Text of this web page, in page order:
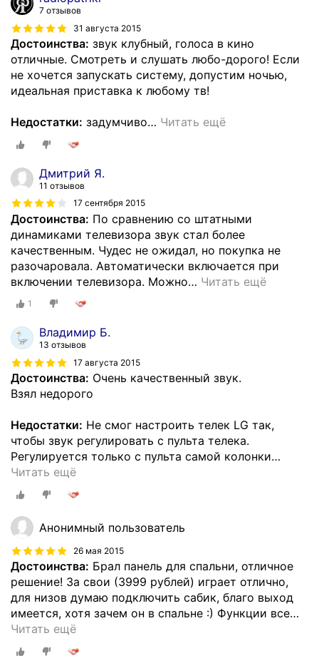
7 отзывов
31 августа 2015
Достоинства: звук клубный, голоса в кино
отличные. Смотреть и слушать любо-дорого! Если
не хочется запускать систему, допустим ночью,
идеальная приставка к любому тв!
Недостатки: задумчиво… Читать ещё
Дмитрий Я.
11 отзывов
17 сентября 2015
Достоинства: По сравнению со штатными
динамиками телевизора звук стал более
качественным. Чудес не ожидал, но покупка не
разочаровала. Автоматически включается при
включении телевизора. Можно… Читать ещё
1
Владимир Б.
13 отзывов
17 августа 2015
Достоинства: Очень качественный звук.
Взял недорого
Недостатки: Не смог настроить телек LG так,
чтобы звук регулировать с пульта телека.
Регулируется только с пульта самой колонки…
Читать ещё
Анонимный пользователь
26 мая 2015
Достоинства: Брал панель для спальни, отличное
решение! За свои (3999 рублей) играет отлично,
для низов думаю подключить сабик, благо выход
имеется, хотя зачем он в спальне :) Функции все…
Читать ещё